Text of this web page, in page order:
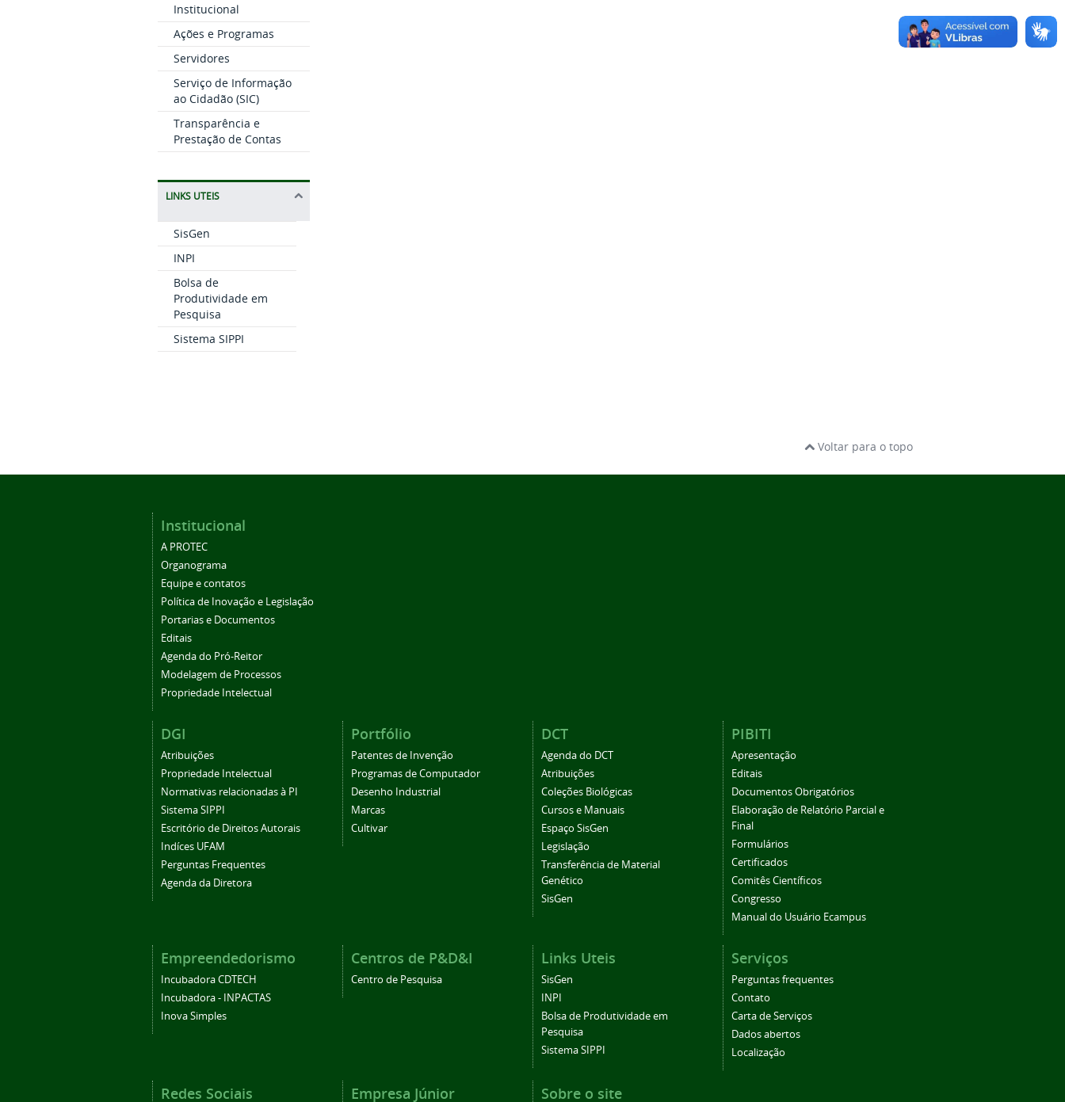
Institucional
Ações e Programas
Servidores
Serviço de Informação
ao Cidadão (SIC)
Transparência e
Prestação de Contas
LINKS UTEIS
SisGen
INPI
Bolsa de
Produtividade em
Pesquisa
Sistema SIPPI
Voltar para o topo
Institucional
A PROTEC
Organograma
Equipe e contatos
Política de Inovação e Legislação
Portarias e Documentos
Editais
Agenda do Pró-Reitor
Modelagem de Processos
Propriedade Intelectual
DGI
Atribuições
Propriedade Intelectual
Normativas relacionadas à PI
Sistema SIPPI
Escritório de Direitos Autorais
Indíces UFAM
Perguntas Frequentes
Agenda da Diretora
Portfólio
Patentes de Invenção
Programas de Computador
Desenho Industrial
Marcas
Cultivar
DCT
Agenda do DCT
Atribuições
Coleções Biológicas
Cursos e Manuais
Espaço SisGen
Legislação
Transferência de Material
Genético
SisGen
PIBITI
Apresentação
Editais
Documentos Obrigatórios
Elaboração de Relatório Parcial e
Final
Formulários
Certificados
Comitês Científicos
Congresso
Manual do Usuário Ecampus
Empreendedorismo
Incubadora CDTECH
Incubadora - INPACTAS
Inova Simples
Centros de P&D&I
Centro de Pesquisa
Links Uteis
SisGen
INPI
Bolsa de Produtividade em
Pesquisa
Sistema SIPPI
Serviços
Perguntas frequentes
Contato
Carta de Serviços
Dados abertos
Localização
Redes Sociais Empresa Júnior Sobre o site